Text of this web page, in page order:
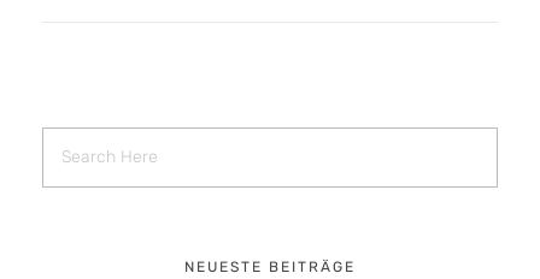
NEUESTE BEITRÄGE